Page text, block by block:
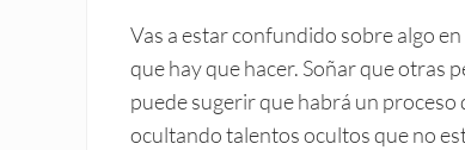
Vas a estar confundido sobre algo
que hay que hacer. Soñar que otras
puede sugerir que habrá un
ocultando talentos ocultos que no